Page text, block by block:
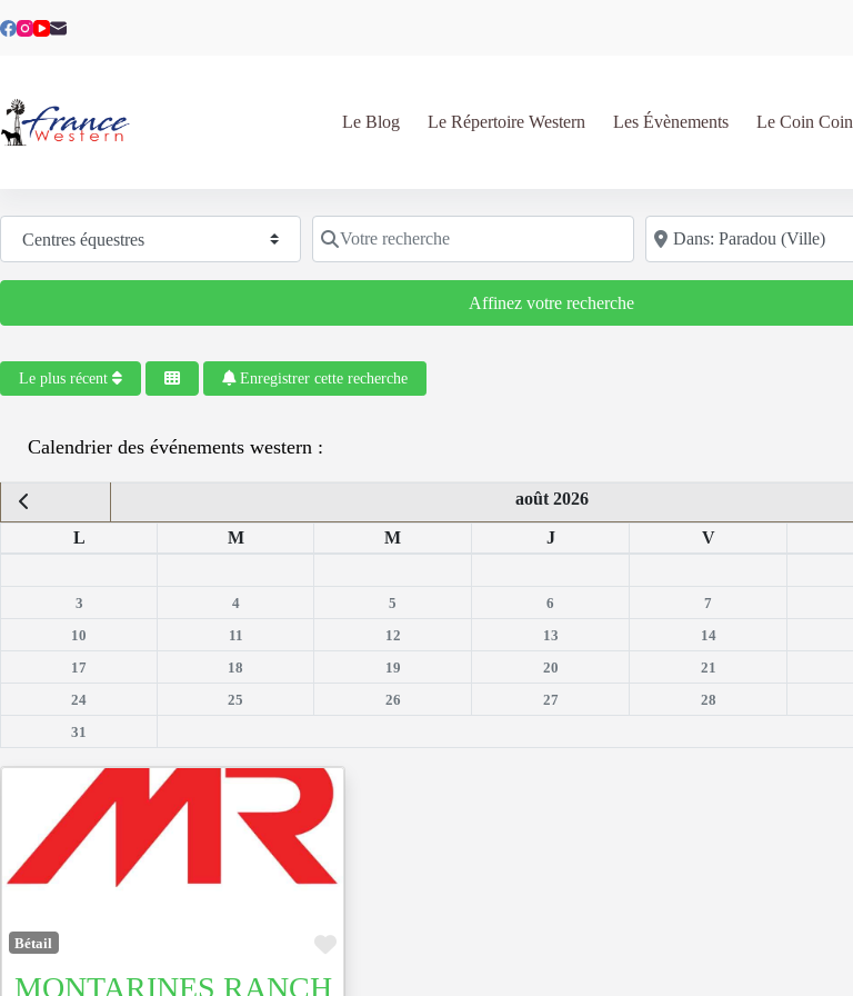
au
Le Blog Le Répertoire Western Les Évènements Le Coin Coin
Sélectionnez le type de recherche Votre recherche Code postal/région/ville
Affinez votre recherche
Le plus récent Enregistrer cette recherche
Calendrier des événements western :
août 2026
L M M J V
3
4 5 6 7
10
11 12 13 14
17
18 19 20 21
24
25 26 27 28
31
Bétail Favoris
MONTARINES RANCH